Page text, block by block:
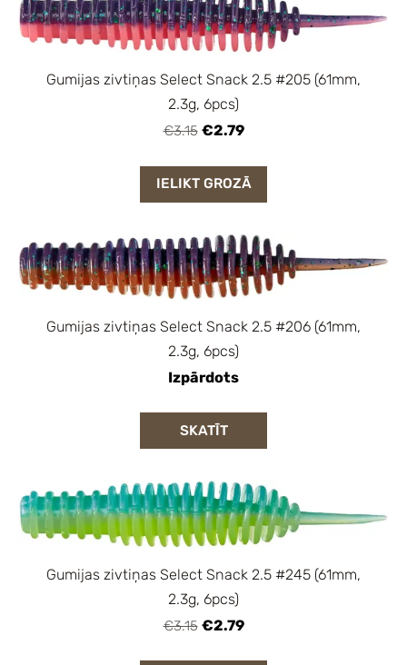
Gumijas zivtiņas Select Snack 2.5 #205 (61mm,
2.3g, 6pcs)
€3.15 €2.79
IELIKT GROZĀ
Gumijas zivtiņas Select Snack 2.5 #206 (61mm,
2.3g, 6pcs)
Izpārdots
SKATĪT
Gumijas zivtiņas Select Snack 2.5 #245 (61mm,
2.3g, 6pcs)
€3.15 €2.79